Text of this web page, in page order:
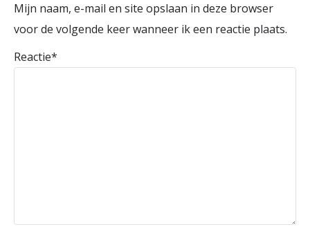
Mijn naam, e-mail en site opslaan in deze browser
voor de volgende keer wanneer ik een reactie plaats.
Reactie*